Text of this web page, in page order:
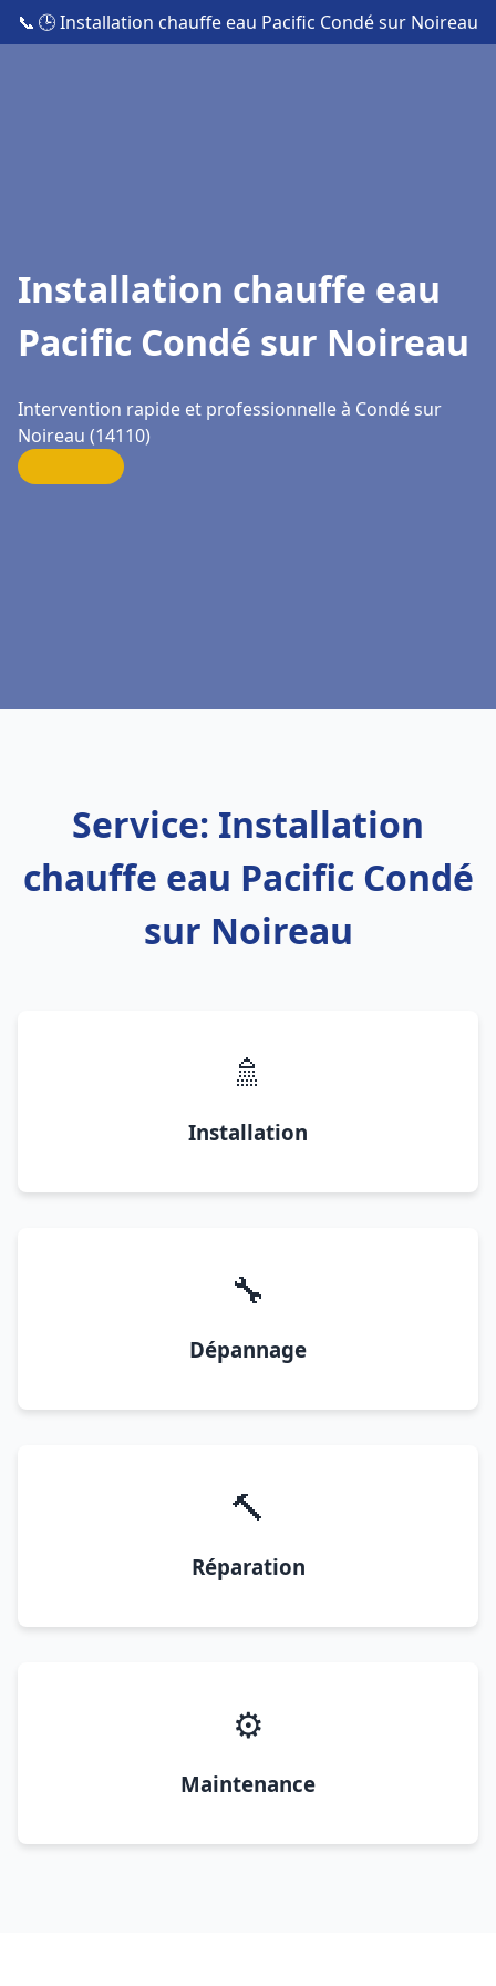
📞 🕒 Installation chauffe eau Pacific Condé sur Noireau
Installation chauffe eau
Pacific Condé sur Noireau
Intervention rapide et professionnelle à Condé sur
Noireau (14110)
Service: Installation
chauffe eau Pacific Condé
sur Noireau
🚿
Installation
🔧
Dépannage
🔨
Réparation
⚙️
Maintenance